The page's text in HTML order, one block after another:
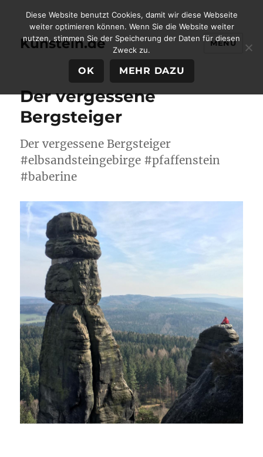
Kunstein.de MENÜ
Der vergessene
Bergsteiger
Der vergessene Bergsteiger
#elbsandsteingebirge #pfaffenstein
#baberine
Diese Website benutzt Cookies, damit wir diese Webseite
weiter optimieren können. Wenn Sie die Website weiter
nutzen, stimmen Sie der Speicherung der Daten für diesen
Zweck zu.
OK MEHR DAZU